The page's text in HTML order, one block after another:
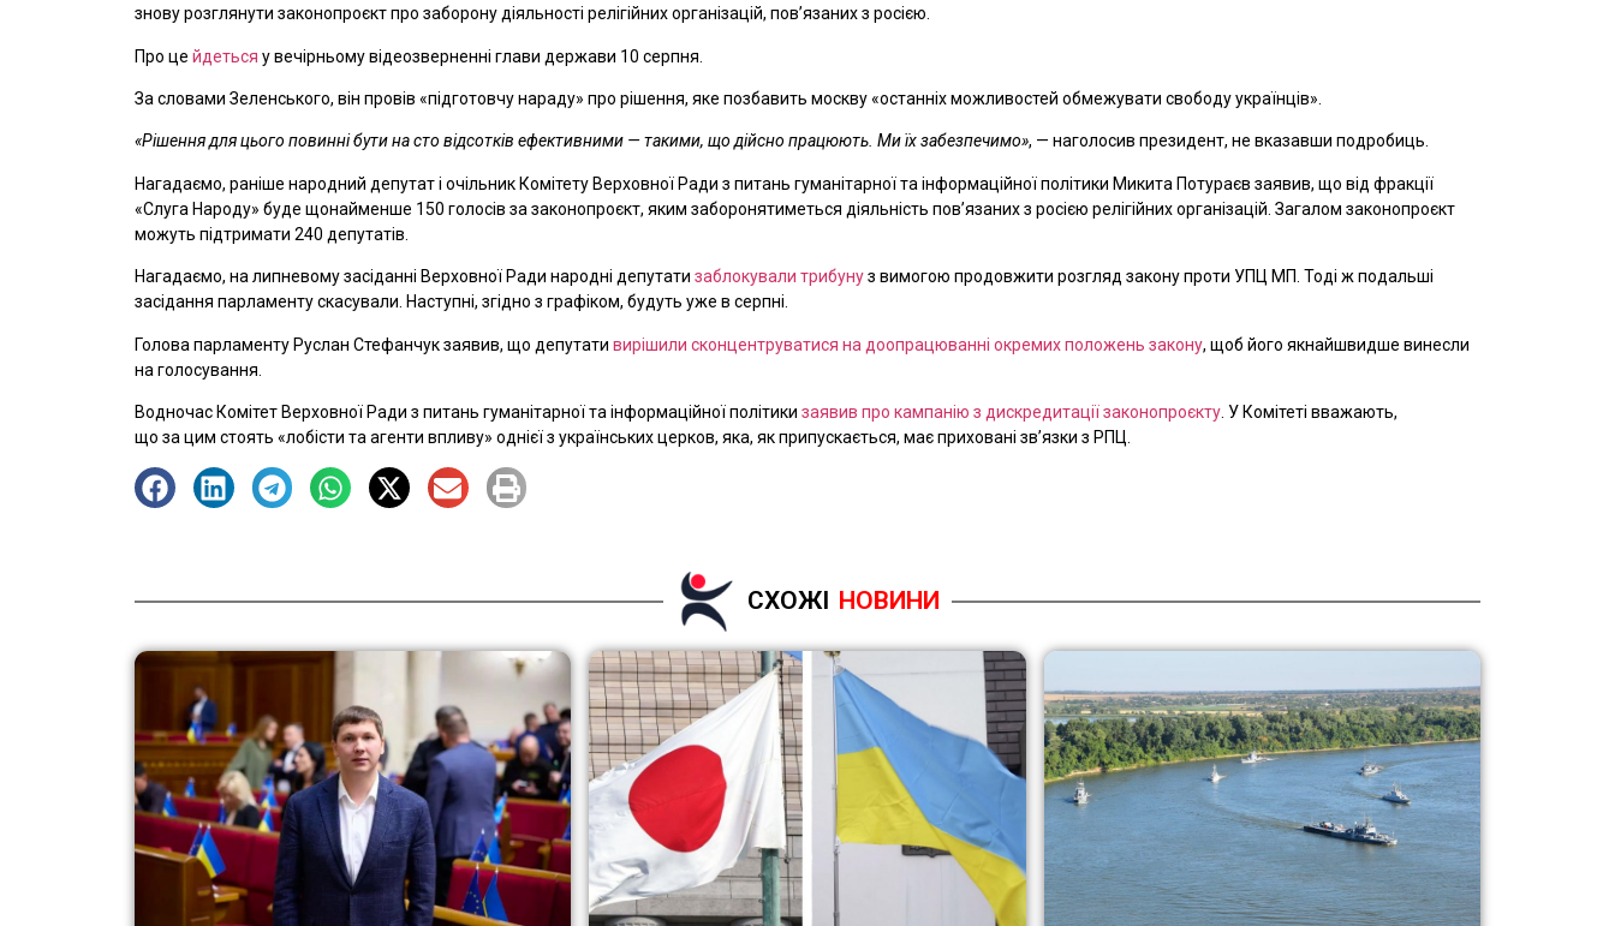
знову розглянути законопроєкт про заборону діяльності релігійних організацій, повʼязаних з росією.
Про це йдеться у вечірньому відеозверненні глави держави 10 серпня.
За словами Зеленського, він провів «підготовчу нараду» про рішення, яке позбавить москву «останніх можливостей обмежувати свободу українців».
«Рішення для цього повинні бути на сто відсотків ефективними — такими, що дійсно працюють. Ми їх забезпечимо», — наголосив президент, не вказавши подробиць.
Нагадаємо, раніше народний депутат і очільник Комітету Верховної Ради з питань гуманітарної та інформаційної політики Микита Потураєв заявив, що від фракції
«Слуга Народу» буде щонайменше 150 голосів за законопроєкт, яким заборонятиметься діяльність пов’язаних з росією релігійних організацій. Загалом законопроєкт
можуть підтримати 240 депутатів.
Нагадаємо, на липневому засіданні Верховної Ради народні депутати заблокували трибунуз вимогою продовжити розгляд закону проти УПЦ МП. Тоді ж подальші
засідання парламенту скасували. Наступні, згідно з графіком, будуть уже в серпні.
Голова парламенту Руслан Стефанчук заявив, що депутати вирішили сконцентруватися на доопрацюванні окремих положень закону, щоб його якнайшвидше винесли
на голосування.
Водночас Комітет Верховної Ради з питань гуманітарної та інформаційної політики заявив про кампанію з дискредитації законопроєкту . У Комітеті вважають,
що за цим стоять «лобісти та агенти впливу» однієї з українських церков, яка, як припускається, має приховані зв’язки з РПЦ.
СХОЖІ НОВИНИ